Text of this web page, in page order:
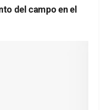
del campo en el